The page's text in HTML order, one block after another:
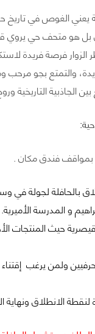
الغوص في تاريخ
هو متحف حي يروي
الزوار فرصة فريدة
والتمتع بجو مرحب
الجاذبية التاريخية
بمواقف فندق مكان .
بالحافلة لجولة في
و المدرسة الأميرية.
حيث المنتجات
ولمن يرغب
لنقطة الانطلاق ونهاية